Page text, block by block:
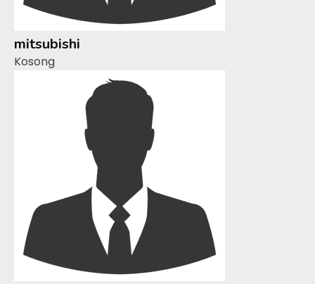
mitsubishi
Kosong